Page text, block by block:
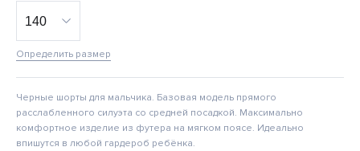
Определить размер
Черные шорты для мальчика. Базовая модель прямого
расслабленного силуэта со средней посадкой. Максимально
комфортное изделие из футера на мягком поясе. Идеально
впишутся в любой гардероб ребёнка.